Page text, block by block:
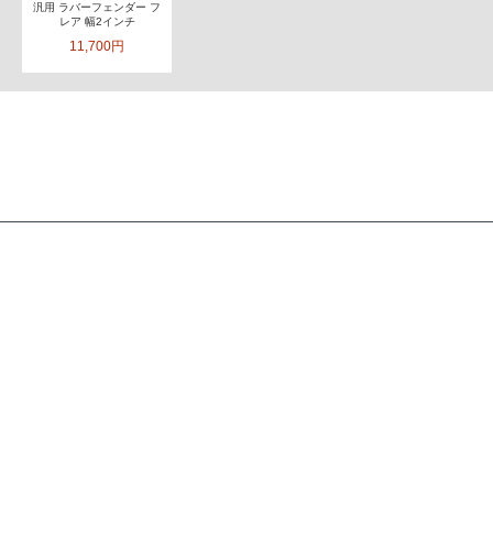
汎用 ラバーフェンダー フ
レア 幅2インチ
11,700円